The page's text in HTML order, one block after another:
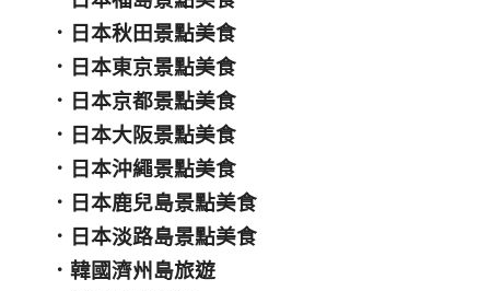
． 日本秋田景點美食
． 日本東京景點美食
． 日本京都景點美食
． 日本大阪景點美食
． 日本沖繩景點美食
． 日本鹿兒島景點美食
． 日本淡路島景點美食
．韓國濟州島旅遊